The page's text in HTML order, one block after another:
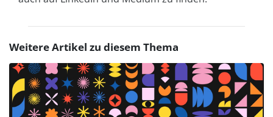
Weitere Artikel zu diesem Thema